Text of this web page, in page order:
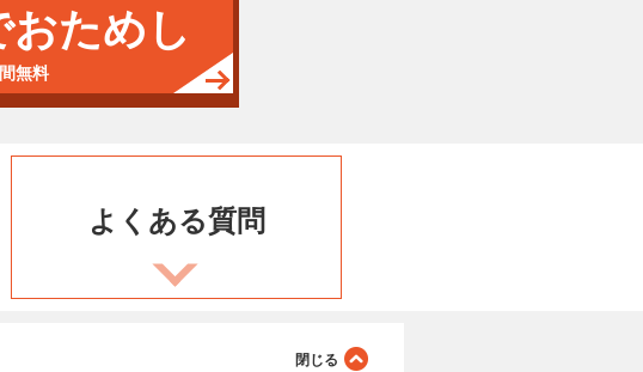
ためし
無料
よくある質問